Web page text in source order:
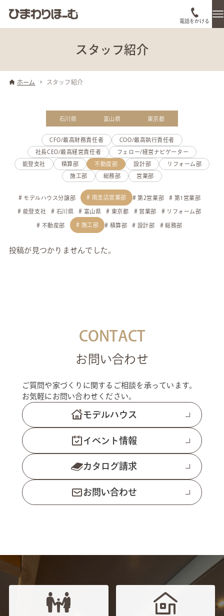
電話をかける
スタッフ紹介
ホーム スタッフ紹介
石川県 富山県 東京都
CFO/最高財務責任者 COO/最高執行責任者
社長CEO/最高経営責任者 フェロー/経営ナビゲーター
能登支社 積算部 不動産部 設計部 リフォーム部
施工部 総務部 営業部
モデルハウス分譲部 南支店営業部 第2営業部 第1営業部
能登支社 石川県 富山県 東京都 営業部 リフォーム部
不動産部 施工部 積算部 設計部 総務部
投稿が見つかりませんでした。
CONTACT
お問い合わせ
ご質問や家づくりに関するご相談を承っています。
お気軽にお問い合わせください。
モデルハウス
イベント情報
カタログ請求
お問い合わせ